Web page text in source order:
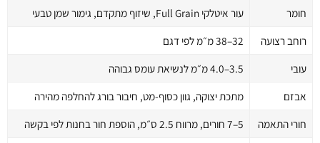
חומר
עור איטלקי Full Grain, שיזוף מתקדם, גימור שמן טבעי
רוחב רצועה
32–38 מ״מ לפי דגם
עובי
3.5–4.0 מ״מ לנשיאת עומס גבוהה
אבזם
מתכת יצוקה, גוון כסוף-מט, חיבור בורג להחלפה מהירה
חורי התאמה
5–7 חורים, מרווח 2.5 ס״מ, הוספת חור בחנות לפי בקשה